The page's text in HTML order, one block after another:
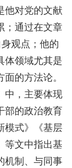
他对党的文献
；通过在文章
观点；他的
体领域尤其是
的方法论。
中，主要体现
部的政治教育
模式》《基层
等文中指出基
机制、与同事